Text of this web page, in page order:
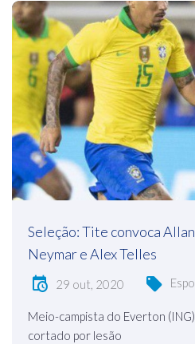
Seleção: Tite convoca
Neymar e Alex Telles
29 out, 2020
Meio-campista do Everton
cortado por lesão